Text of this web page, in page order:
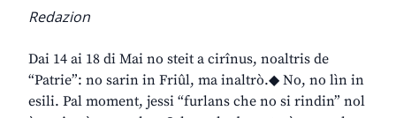
Redazion
Dai 14 ai 18 di Mai no steit a cirînus, noaltris de
“Patrie”: no sarin in Friûl, ma inaltrò.◆ No, no lìn in
esili. Pal moment, jessi “furlans che no si rindin” nol